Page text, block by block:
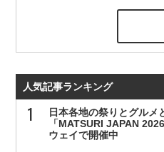
人気記事ランキング
日本各地の祭りとグルメ
「MATSURI JAPAN
ウェイで開催中